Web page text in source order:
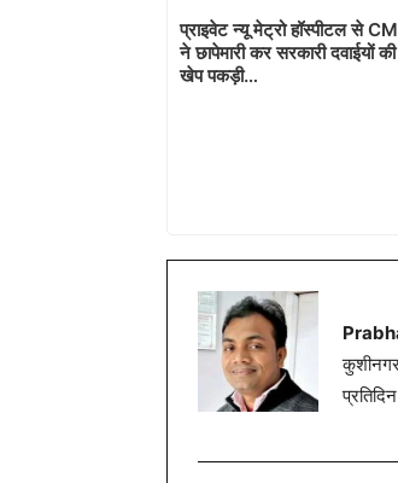
प्राइवेट न्यू मेट्रो हॉस्पीटल से
ने छापेमारी कर सरकारी दवाईयों की
खेप पकड़ी…